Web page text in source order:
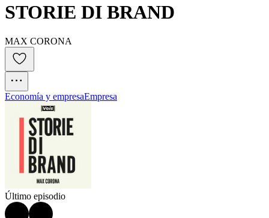
STORIE DI BRAND
MAX CORONA
Economía y empresaEmpresa
Último episodio